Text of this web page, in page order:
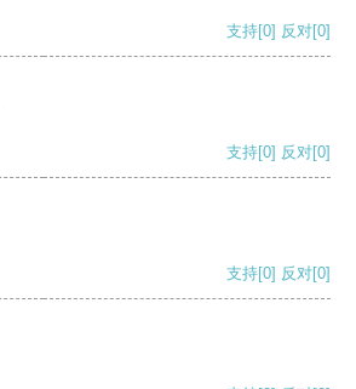
支持[0] 反对[0]
支持[0] 反对[0]
支持[0] 反对[0]